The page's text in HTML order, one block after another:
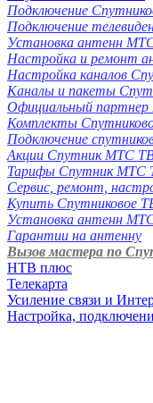
Подключение
Подключение
Установка антенн
Настройка и ремонт
Настройка каналов
Каналы и пакеты
Официальный
Комплекты
Подключение
Акции Спутник МТС
Тарифы Спутник МТС
Сервис, ремонт,
Купить Спутниковое
Установка антенн
Гарантии на антенну
Вызов мастера по
НТВ плюс
Телекарта
Усиление связи и
Настройка,